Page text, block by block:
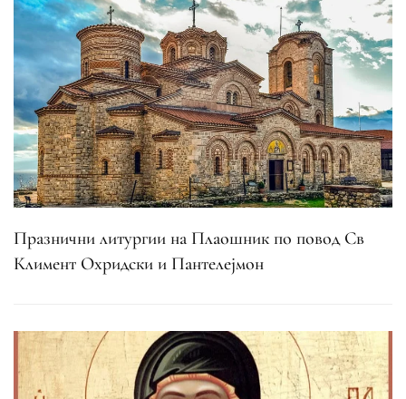
Празнични литургии на Плаошник по повод Св
Климент Охридски и Пантелејмон